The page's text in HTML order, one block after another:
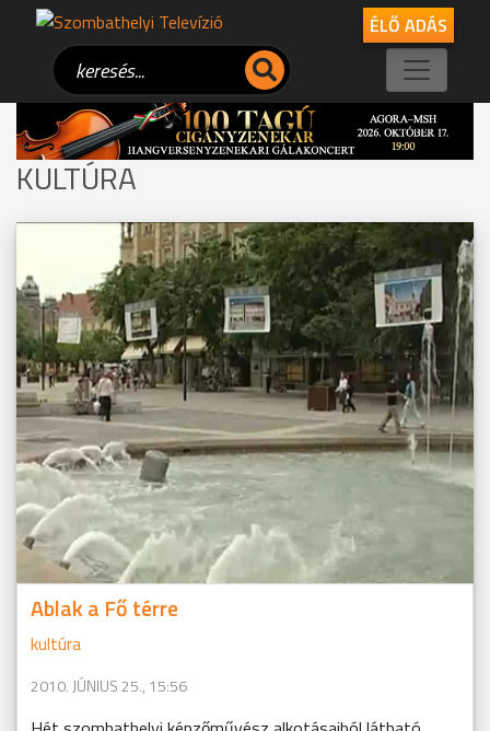
ÉLŐ ADÁS
KULTÚRA
Ablak a Fő térre
kultúra
2010. JÚNIUS 25., 15:56